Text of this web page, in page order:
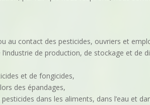
au contact des pesticides, ouvriers et
de production, de stockage et
et de fongicides,
des épandages,
dans les aliments, dans l’eau et